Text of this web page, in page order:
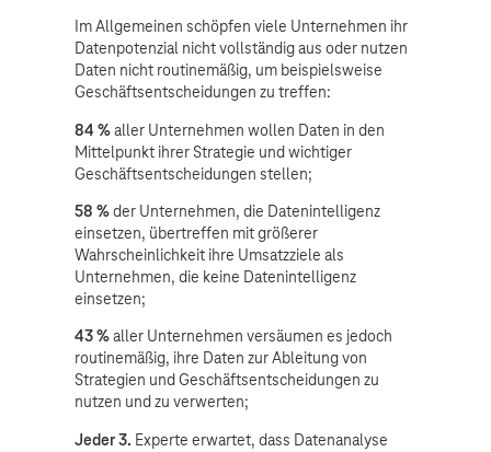
Im Allgemeinen schöpfen viele Unternehmen ihr
Datenpotenzial nicht vollständig aus oder nutzen
Daten nicht routinemäßig, um beispielsweise
Geschäftsentscheidungen zu treffen:
84 %aller Unternehmen wollen Daten in den
Mittelpunkt ihrer Strategie und wichtiger
Geschäftsentscheidungen stellen;
58 %der Unternehmen, die Datenintelligenz
einsetzen, übertreffen mit größerer
Wahrscheinlichkeit ihre Umsatzziele als
Unternehmen, die keine Datenintelligenz
einsetzen;
43 %aller Unternehmen versäumen es jedoch
routinemäßig, ihre Daten zur Ableitung von
Strategien und Geschäftsentscheidungen zu
nutzen und zu verwerten;
Jeder 3. Experte erwartet, dass Datenanalyse